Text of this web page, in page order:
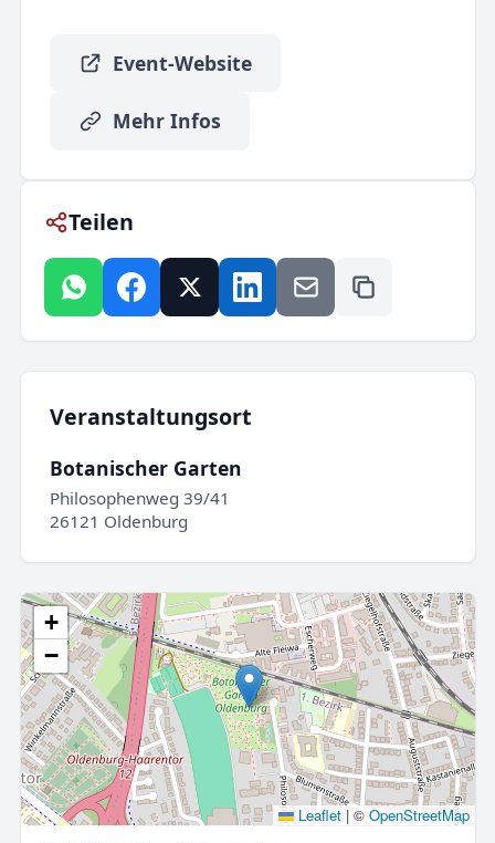
Event-Website
Mehr Infos
Teilen
Veranstaltungsort
Botanischer Garten
Philosophenweg 39/41
26121 Oldenburg
+
−
Leaflet |© OpenStreetMap